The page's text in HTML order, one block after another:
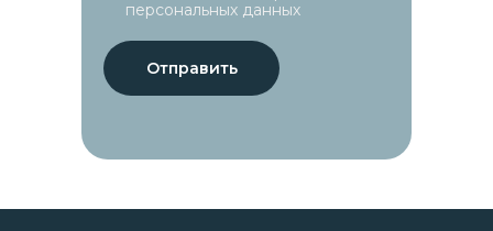
персональных данных
Отправить